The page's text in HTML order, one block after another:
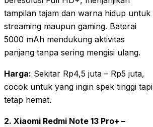
tampilan tajam dan warna hidup untuk
streaming maupun gaming. Baterai
5000 mAh mendukung aktivitas
panjang tanpa sering mengisi ulang.
Harga: Sekitar Rp4,5 juta – Rp5 juta,
cocok untuk yang ingin spek tinggi tapi
tetap hemat.
2. Xiaomi Redmi Note 13 Pro+ –